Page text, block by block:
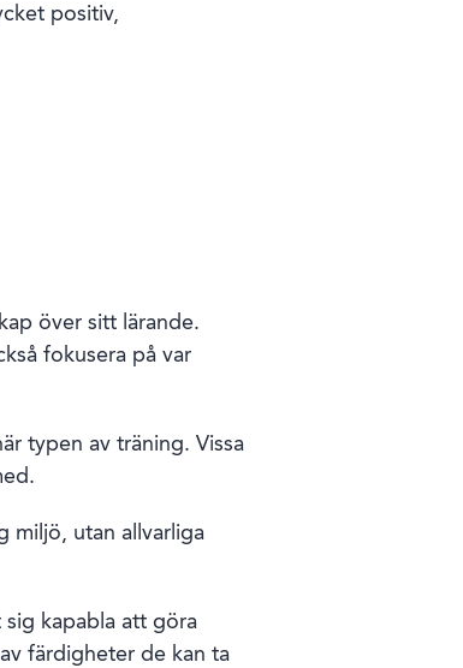
positiv,
över sitt lärande.
fokusera på var
typen av träning. Vissa
miljö, utan allvarliga
sig kapabla att göra
färdigheter de kan ta